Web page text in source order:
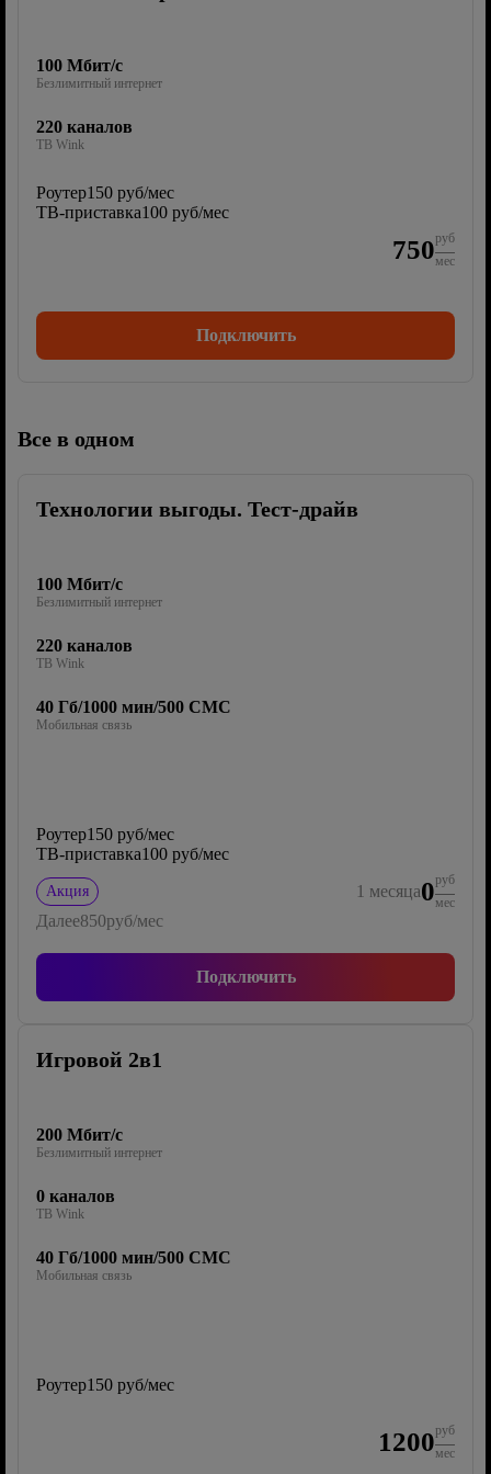
100 Мбит/с
Безлимитный интернет
220 каналов
ТВ Wink
Роутер150 руб/мес
ТВ-приставка100 руб/мес
750руб
мес
Подключить
Все в одном
Технологии выгоды. Тест-драйв
100 Мбит/с
Безлимитный интернет
220 каналов
ТВ Wink
40 Гб/1000 мин/500 СМС
Мобильная связь
Роутер150 руб/мес
ТВ-приставка100 руб/мес
Акция 1 месяца0руб
мес
Далее850руб/мес
Подключить
Игровой 2в1
200 Мбит/с
Безлимитный интернет
0 каналов
ТВ Wink
40 Гб/1000 мин/500 СМС
Мобильная связь
Роутер150 руб/мес
1200руб
мес